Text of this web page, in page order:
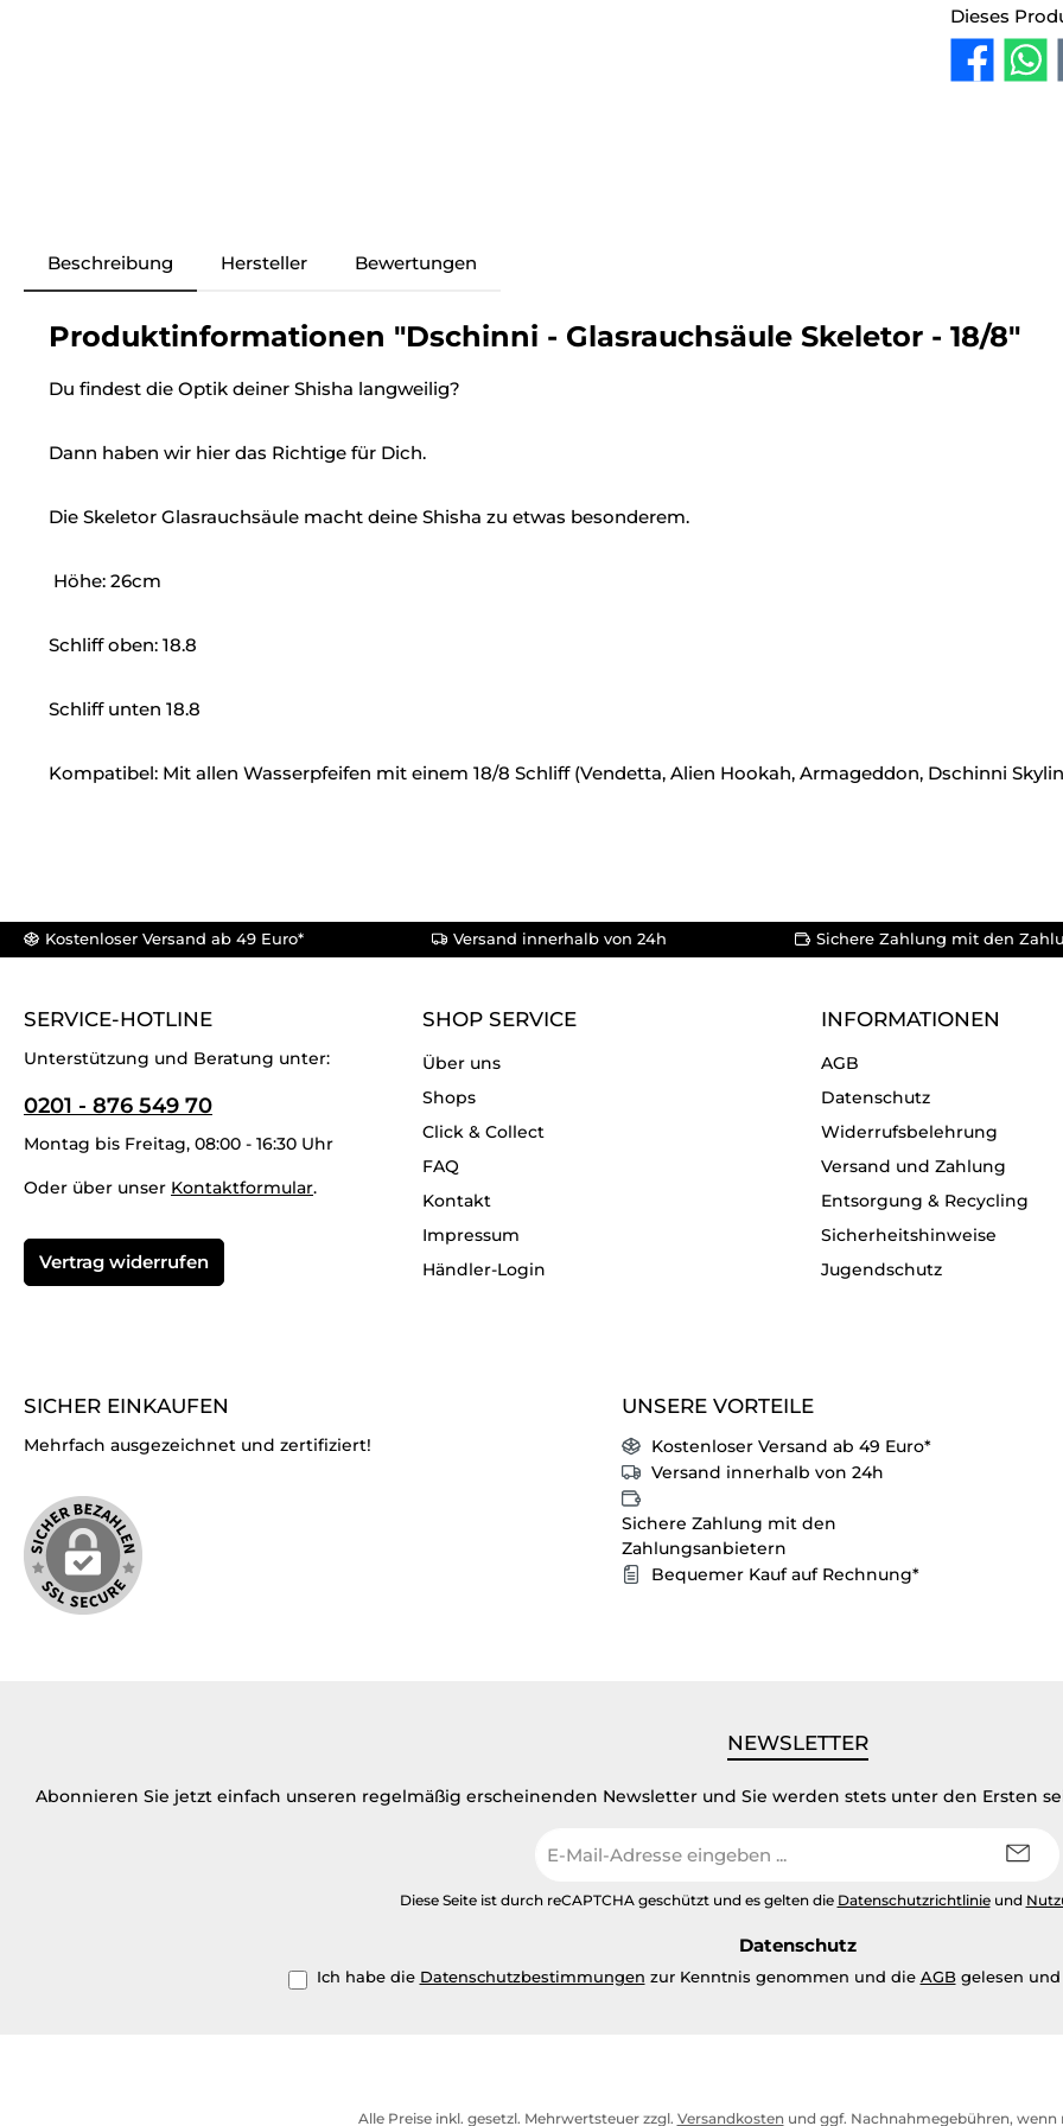
Dieses
Beschreibung Hersteller Bewertungen
Produktinformationen "Dschinni - Glasrauchsäule Skeletor - 18/8"
Du findest die Optik deiner Shisha langweilig?
Dann haben wir hier das Richtige für Dich.
Die Skeletor Glasrauchsäule macht deine Shisha zu etwas besonderem.
Höhe: 26cm
Schliff oben: 18.8
Schliff unten 18.8
Kompatibel: Mit allen Wasserpfeifen mit einem 18/8 Schliff (Vendetta, Alien Hookah, Armageddon, Dschinni
Kostenloser Versand ab 49 Euro* Versand innerhalb von 24h Sichere Zahlung mit den
SERVICE-HOTLINE
Unterstützung und Beratung unter:
0201 - 876 549 70
Montag bis Freitag, 08:00 - 16:30 Uhr
Oder über unser Kontaktformular.
Vertrag widerrufen
SHOP SERVICE
Über uns
Shops
Click & Collect
FAQ
Kontakt
Impressum
Händler-Login
INFORMATIONEN
AGB
Datenschutz
Widerrufsbelehrung
Versand und Zahlung
Entsorgung & Recycling
Sicherheitshinweise
Jugendschutz
SICHER EINKAUFEN
Mehrfach ausgezeichnet und zertifiziert!
UNSERE VORTEILE
Kostenloser Versand ab 49 Euro*
Versand innerhalb von 24h
Sichere Zahlung mit den
Zahlungsanbietern
Bequemer Kauf auf Rechnung*
NEWSLETTER
Abonnieren Sie jetzt einfach unseren regelmäßig erscheinenden Newsletter und Sie werden stets unter den Ersten
Mail-
Diese Seite ist durch reCAPTCHA geschützt und es gelten die Datenschutzrichtlinieund
Datenschutz
Ich habe die Datenschutzbestimmungen zur Kenntnis genommen und die AGBgelesen und
Alle Preise inkl. gesetzl. Mehrwertsteuer zzgl. Versandkosten und ggf. Nachnahmegebühren, wenn